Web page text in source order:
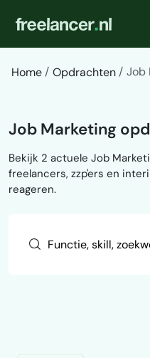
Home Opdrachten Job
Job Marketing
Bekijk 2 actuele Job
freelancers, zzp'ers en
reageren.